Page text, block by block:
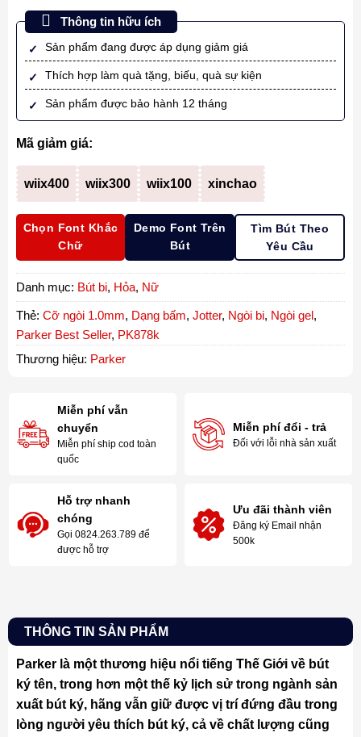
Thông tin hữu ích
Sản phẩm đang được áp dụng giảm giá
Thích hợp làm quà tặng, biếu, quà sự kiện
Sản phẩm được bảo hành 12 tháng
Mã giảm giá:
wiix400 wiix300 wiix100 xinchao
Chọn Font Khắc
Chữ
Demo Font Trên
Bút
Tìm Bút Theo
Yêu Cầu
Danh mục: Bút bi, Hỏa, Nữ
Thẻ: Cỡ ngòi 1.0mm, Dạng bấm, Jotter, Ngòi bi, Ngòi gel,
Parker Best Seller, PK878k
Thương hiệu: Parker
Miễn phí vẫn
chuyển
Miễn phí ship cod toàn
quốc
Miễn phí đổi - trả
Đối với lỗi nhà sản xuất
Hỗ trợ nhanh
chóng
Gọi 0824.263.789 để
được hỗ trợ
Ưu đãi thành viên
Đăng ký Email nhận
500k
THÔNG TIN SẢN PHẨM
Parker là một thương hiệu nổi tiếng Thế Giới về bút
ký tên, trong hơn một thế kỷ lịch sử trong ngành sản
xuất bút ký, hãng vẫn giữ được vị trí đứng đầu trong
lòng người yêu thích bút ký, cả về chất lượng cũng